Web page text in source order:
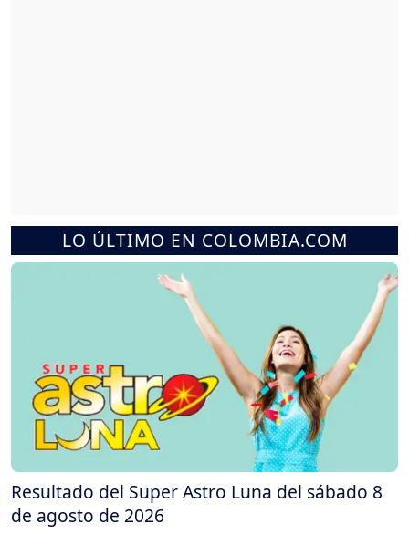
LO ÚLTIMO EN COLOMBIA.COM
Resultado del Super Astro Luna del sábado 8
de agosto de 2026